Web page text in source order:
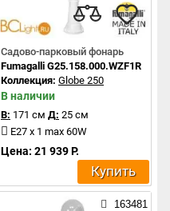
Садово-парковый фонарь
Fumagalli G25.158.000.WZF1R
Коллекция: Globe 250
В наличии
В: 171 см Д: 25 см
E27 x 1 max 60W
Цена: 21 939 Р.
Купить
163481